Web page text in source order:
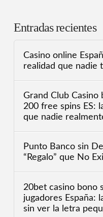
Entradas recientes
Casino online
realidad que nadie
Grand Club
200 free spins ES:
que nadie
Punto Banco sin
“Regalo” que No
20bet casino bono
jugadores España:
sin ver la letra